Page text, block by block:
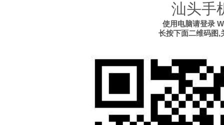
汕头手
使用电脑请登录
长按下面二维码图